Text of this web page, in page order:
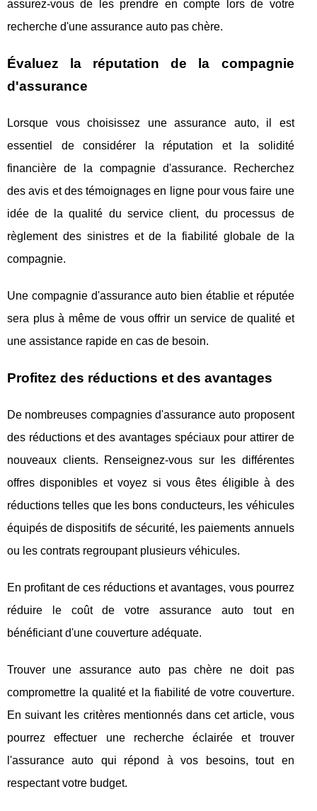
assurez-vous de les prendre en compte lors de votre
recherche d'une assurance auto pas chère.
Évaluez la réputation de la compagnie
d'assurance
Lorsque vous choisissez une assurance auto, il est
essentiel de considérer la réputation et la solidité
financière de la compagnie d'assurance. Recherchez
des avis et des témoignages en ligne pour vous faire une
idée de la qualité du service client, du processus de
règlement des sinistres et de la fiabilité globale de la
compagnie.
Une compagnie d'assurance auto bien établie et réputée
sera plus à même de vous offrir un service de qualité et
une assistance rapide en cas de besoin.
Profitez des réductions et des avantages
De nombreuses compagnies d'assurance auto proposent
des réductions et des avantages spéciaux pour attirer de
nouveaux clients. Renseignez-vous sur les différentes
offres disponibles et voyez si vous êtes éligible à des
réductions telles que les bons conducteurs, les véhicules
équipés de dispositifs de sécurité, les paiements annuels
ou les contrats regroupant plusieurs véhicules.
En profitant de ces réductions et avantages, vous pourrez
réduire le coût de votre assurance auto tout en
bénéficiant d'une couverture adéquate.
Trouver une assurance auto pas chère ne doit pas
compromettre la qualité et la fiabilité de votre couverture.
En suivant les critères mentionnés dans cet article, vous
pourrez effectuer une recherche éclairée et trouver
l'assurance auto qui répond à vos besoins, tout en
respectant votre budget.